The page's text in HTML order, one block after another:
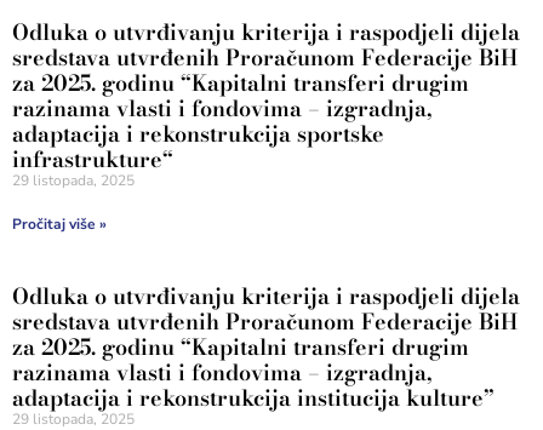
Odluka o utvrđivanju kriterija i raspodjeli dijela
sredstava utvrđenih Proračunom Federacije BiH
za 2025. godinu “Kapitalni transferi drugim
razinama vlasti i fondovima – izgradnja,
adaptacija i rekonstrukcija sportske
infrastrukture“
29 listopada, 2025
Pročitaj više »
Odluka o utvrđivanju kriterija i raspodjeli dijela
sredstava utvrđenih Proračunom Federacije BiH
za 2025. godinu “Kapitalni transferi drugim
razinama vlasti i fondovima – izgradnja,
adaptacija i rekonstrukcija institucija kulture”
29 listopada, 2025